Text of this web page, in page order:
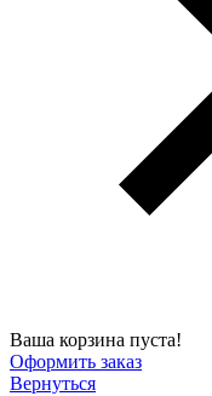
Ваша корзина пуста!
Оформить заказ
Вернуться